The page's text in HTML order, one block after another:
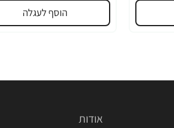
הוסף לעגלה
אודות